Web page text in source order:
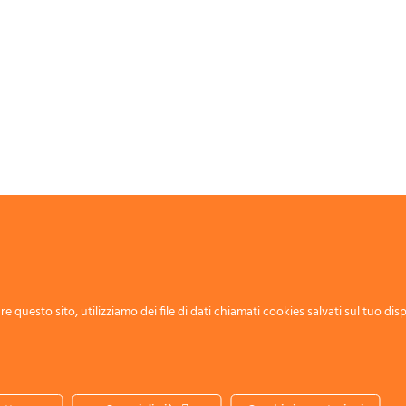
Inail
questo sito, utilizziamo dei file di dati chiamati cookies salvati sul tuo